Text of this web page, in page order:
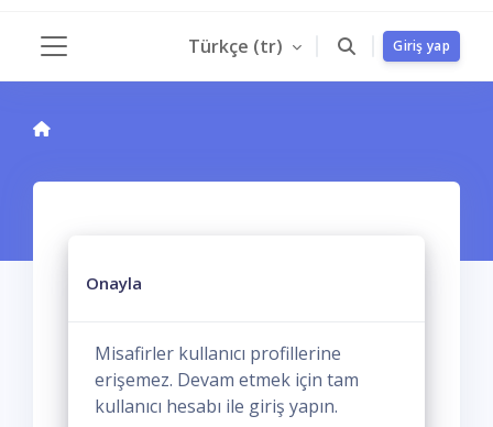
Türkçe ‎(tr)‎ Giriş yap
Onayla
Misafirler kullanıcı profillerine
erişemez. Devam etmek için tam
kullanıcı hesabı ile giriş yapın.